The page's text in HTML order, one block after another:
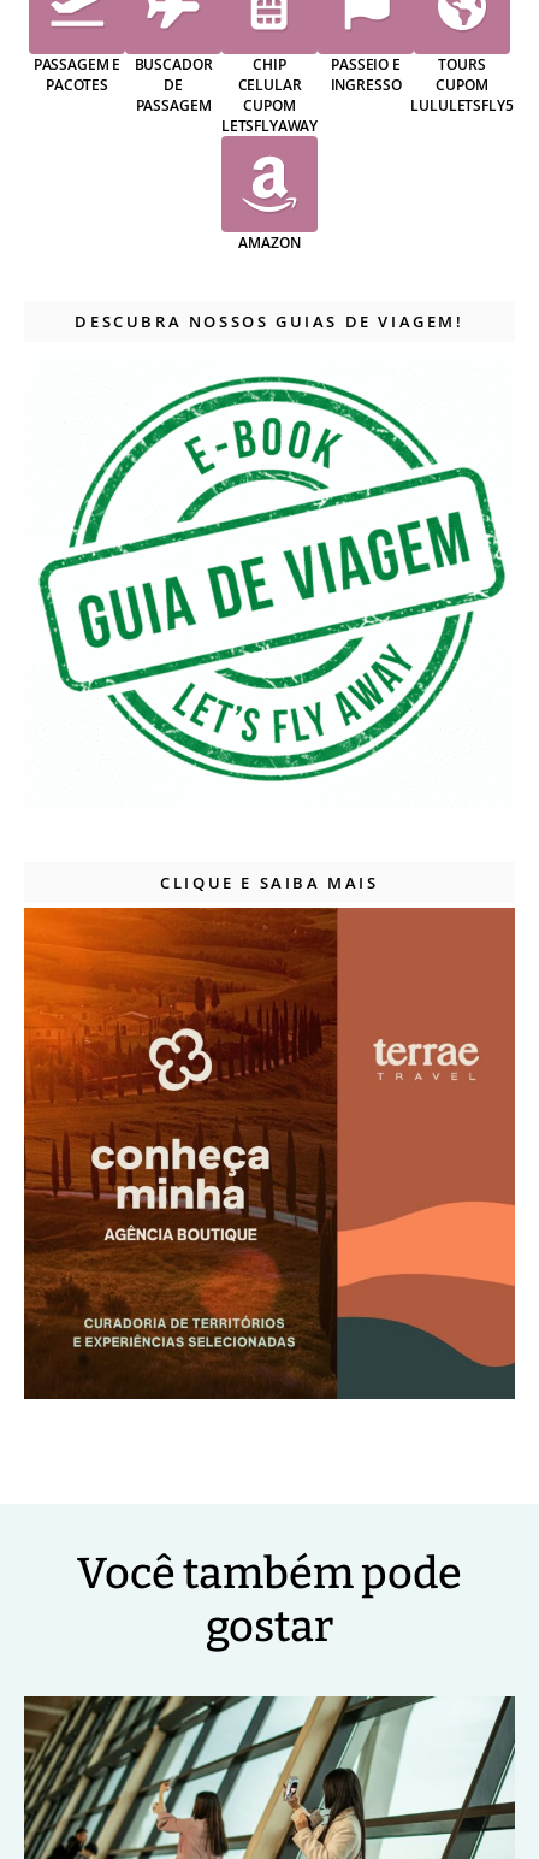
PASSAGEM E
PACOTES
BUSCADOR
DE
PASSAGEM
CHIP
CELULAR
CUPOM
LETSFLYAWAY
PASSEIO E
INGRESSO
TOURS
CUPOM
LULULETSFLY5
AMAZON
DESCUBRA NOSSOS GUIAS DE VIAGEM!
CLIQUE E SAIBA MAIS
Você também pode
gostar